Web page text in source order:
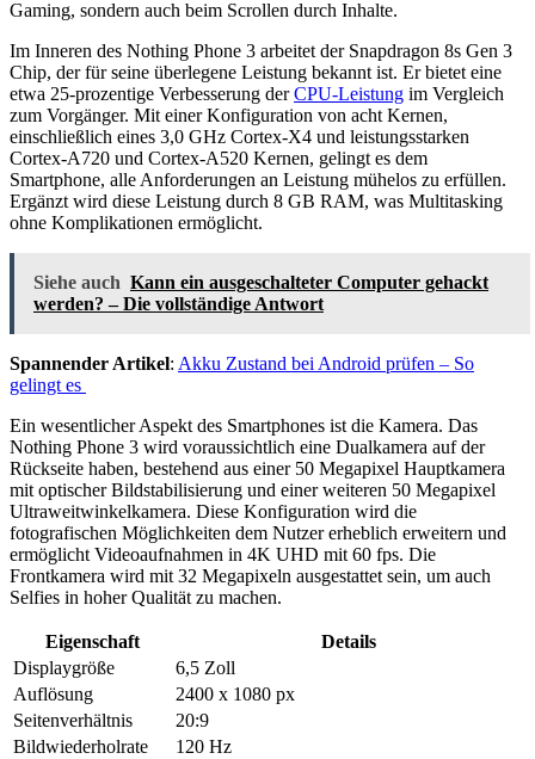
Gaming, sondern auch beim Scrollen durch Inhalte.
Im Inneren des Nothing Phone 3 arbeitet der Snapdragon 8s Gen 3
Chip, der für seine überlegene Leistung bekannt ist. Er bietet eine
etwa 25-prozentige Verbesserung derCPU-Leistung im Vergleich
zum Vorgänger. Mit einer Konfiguration von acht Kernen,
einschließlich eines 3,0 GHz Cortex-X4 und leistungsstarken
Cortex-A720 und Cortex-A520 Kernen, gelingt es dem
Smartphone, alle Anforderungen an Leistung mühelos zu erfüllen.
Ergänzt wird diese Leistung durch 8 GB RAM, was Multitasking
ohne Komplikationen ermöglicht.
Siehe auch Kann ein ausgeschalteter Computer gehackt
werden? – Die vollständige Antwort
Spannender Artikel: Akku Zustand bei Android prüfen – So
gelingt es
Ein wesentlicher Aspekt des Smartphones ist die Kamera. Das
Nothing Phone 3 wird voraussichtlich eine Dualkamera auf der
Rückseite haben, bestehend aus einer 50 Megapixel Hauptkamera
mit optischer Bildstabilisierung und einer weiteren 50 Megapixel
Ultraweitwinkelkamera. Diese Konfiguration wird die
fotografischen Möglichkeiten dem Nutzer erheblich erweitern und
ermöglicht Videoaufnahmen in 4K UHD mit 60 fps. Die
Frontkamera wird mit 32 Megapixeln ausgestattet sein, um auch
Selfies in hoher Qualität zu machen.
Eigenschaft
Details
Displaygröße
6,5 Zoll
Auflösung
2400 x 1080 px
Seitenverhältnis
20:9
Bildwiederholrate
120 Hz